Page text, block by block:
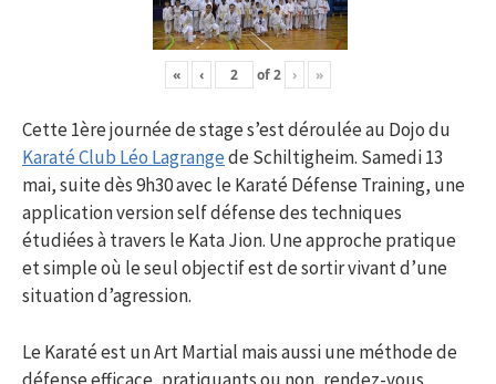
« ‹ of2 › »
Cette 1ère journée de stage s’est déroulée au Dojo du
Karaté Club Léo Lagrangede Schiltigheim. Samedi 13
mai, suite dès 9h30 avec le Karaté Défense Training, une
application version self défense des techniques
étudiées à travers le Kata Jion. Une approche pratique
et simple où le seul objectif est de sortir vivant d’une
situation d’agression.
Le Karaté est un Art Martial mais aussi une méthode de